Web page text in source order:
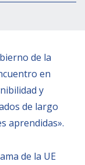
de la
en
y
de largo
aprendidas».
de la UE